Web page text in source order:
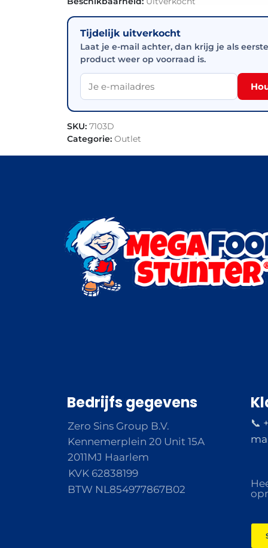
Tijdelijk uitverkocht
Laat je e-mail achter, dan krijg je als
product weer op voorraad is.
SKU: 7103D
Categorie: Outlet
Bedrijfs gegevens
Zero Sins Group B.V.
Kennemerplein 20 Unit 15A
2011MJ Haarlem
KVK 62838199
BTW NL854977867B02
📞